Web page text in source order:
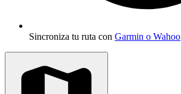
Sincroniza tu ruta con Garmin o Wahoo